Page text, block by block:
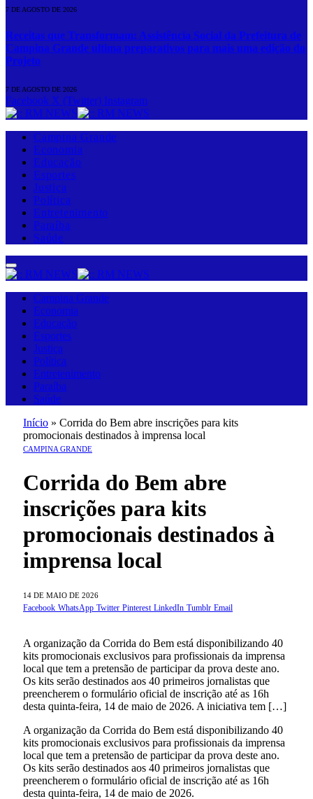
7 DE AGOSTO DE 2026
Receitas que Transformam: Assistência Social da Prefeitura de
Campina Grande ultima preparativos para mais uma edição do
Projeto
7 DE AGOSTO DE 2026
Facebook X (Twitter) Instagram
Campina Grande
Economia
Educação
Esportes
Justiça
Política
Entretenimento
Paraíba
Saúde
Campina Grande
Economia
Educação
Esportes
Justiça
Política
Entretenimento
Paraíba
Saúde
Início » Corrida do Bem abre inscrições para kits
promocionais destinados à imprensa local
CAMPINA GRANDE
Corrida do Bem abre
inscrições para kits
promocionais destinados à
imprensa local
14 DE MAIO DE 2026
Facebook WhatsApp Twitter Pinterest LinkedIn Tumblr Email
A organização da Corrida do Bem está disponibilizando 40
kits promocionais exclusivos para profissionais da imprensa
local que tem a pretensão de participar da prova deste ano.
Os kits serão destinados aos 40 primeiros jornalistas que
preencherem o formulário oficial de inscrição até as 16h
desta quinta-feira, 14 de maio de 2026. A iniciativa tem […]
A organização da Corrida do Bem está disponibilizando 40
kits promocionais exclusivos para profissionais da imprensa
local que tem a pretensão de participar da prova deste ano.
Os kits serão destinados aos 40 primeiros jornalistas que
preencherem o formulário oficial de inscrição até as 16h
desta quinta-feira, 14 de maio de 2026.